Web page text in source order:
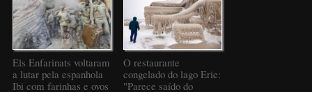
Els Enfarinats voltaram
a lutar pela espanhola
Ibi com farinhas e ovos
O restaurante
congelado do lago Erie:
"Parece saído do